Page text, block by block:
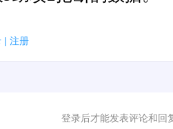
| 注册
登录后才能发表评论和回
户可以发表评论了！